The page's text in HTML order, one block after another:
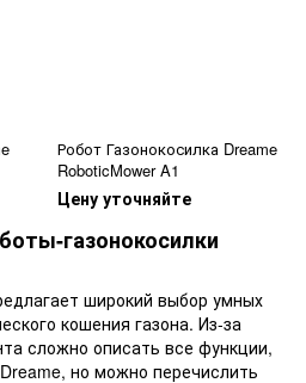
Робот Газонокосилка Dreame
RoboticMower A1
Цену уточняйте
газонокосилки
широкий выбор умных
кошения газона. Из-за
сложно описать все функции,
но можно перечислить